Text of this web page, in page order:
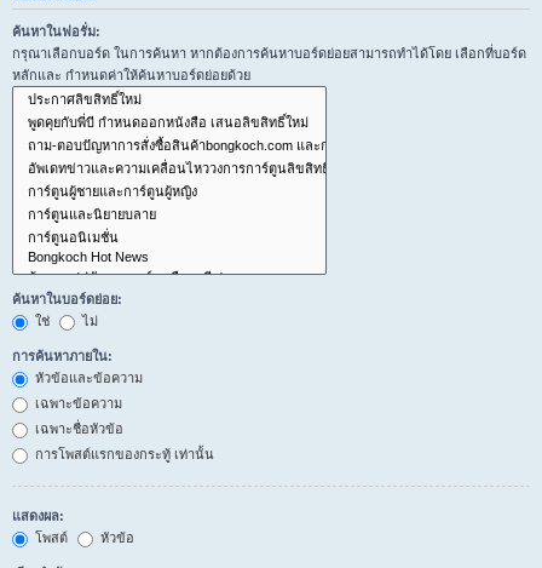
ค้นหาในฟอรั่ม:
กรุณาเลือกบอร์ด ในการค้นหา หากต้องการค้นหาบอร์ดย่อยสามารถทำได้โดย เลือกที่บอร์ด
หลักและ กำหนดค่าให้ค้นหาบอร์ดย่อยด้วย
ค้นหาในบอร์ดย่อย:
ใช่
ไม่
การค้นหาภายใน:
หัวข้อและข้อความ
เฉพาะข้อความ
เฉพาะชื่อหัวข้อ
การโพสต์แรกของกระทู้ เท่านั้น
แสดงผล:
โพสต์
หัวข้อ